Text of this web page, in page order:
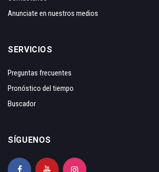
Anunciate en nuestros medios
SERVICIOS
Preguntas frecuentes
Pronóstico del tiempo
Buscador
SÍGUENOS